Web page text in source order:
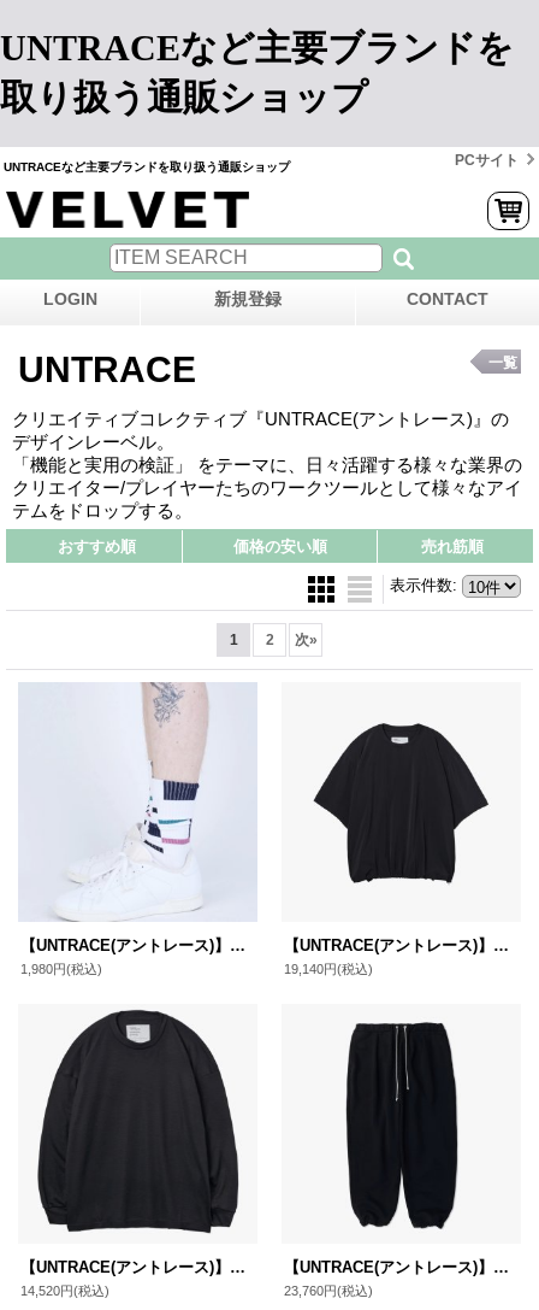
UNTRACEなど主要ブランドを
取り扱う通販ショップ
UNTRACEなど主要ブランドを取り扱う通販ショップ PCサイト
LOGIN 新規登録 CONTACT
UNTRACE
クリエイティブコレクティブ『UNTRACE(アントレース)』の
デザインレーベル。
「機能と実用の検証」 をテーマに、日々活躍する様々な業界の
クリエイター/プレイヤーたちのワークツールとして様々なアイ
テムをドロップする。
一覧
おすすめ順 価格の安い順 売れ筋順
表示件数:
1 2 次»
【UNTRACE(アントレース)】ソックス(_248)
1,980円(税込)
【UNTRACE(アントレース)】ライクラスモック S/S(_266)/ BLACK
19,140円(税込)
【UNTRACE(アントレース)】ウールTee L/S(_241)/ BLACK
14,520円(税込)
【UNTRACE(アントレース)】スウェットパンツ(_174)/ BLACK
23,760円(税込)